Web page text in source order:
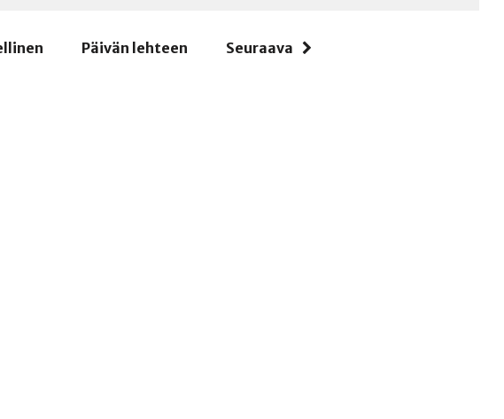
Päivän lehteen Seuraava